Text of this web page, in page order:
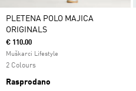
PLETENA POLO MAJICA
ORIGINALS
€ 110.00
Muškarci Lifestyle
2 Colours
Rasprodano